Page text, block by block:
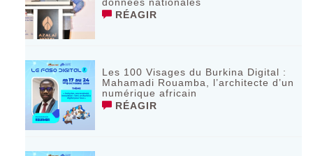
RÉAGIR
Les 100 Visages du Burkina Digital :
Mahamadi Rouamba, l’architecte d’un
numérique africain
RÉAGIR